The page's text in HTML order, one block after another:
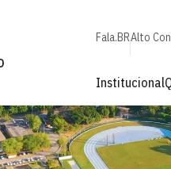
Fala.BRAlto
Institucional